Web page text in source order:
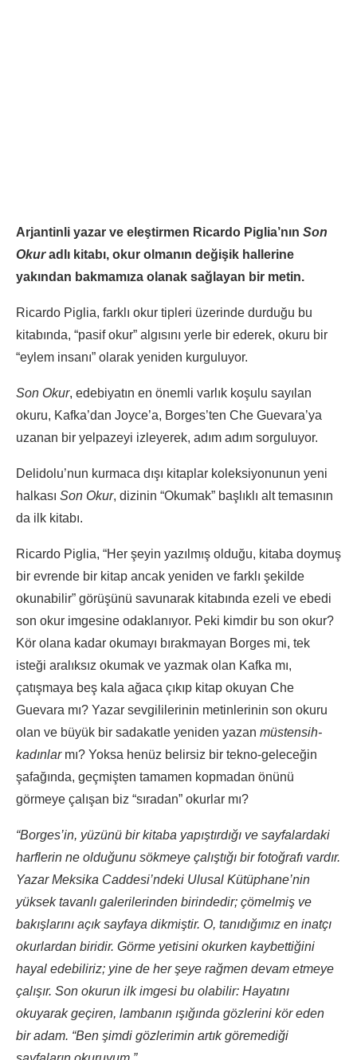
Arjantinli yazar ve eleştirmen Ricardo Piglia’nın Son
Okuradlı kitabı, okur olmanın değişik hallerine
yakından bakmamıza olanak sağlayan bir metin.
Ricardo Piglia, farklı okur tipleri üzerinde durduğu bu
kitabında, “pasif okur” algısını yerle bir ederek, okuru bir
“eylem insanı” olarak yeniden kurguluyor.
Son Okur, edebiyatın en önemli varlık koşulu sayılan
okuru, Kafka’dan Joyce’a, Borges’ten Che Guevara’ya
uzanan bir yelpazeyi izleyerek, adım adım sorguluyor.
Delidolu’nun kurmaca dışı kitaplar koleksiyonunun yeni
halkası Son Okur, dizinin “Okumak” başlıklı alt temasının
da ilk kitabı.
Ricardo Piglia, “Her şeyin yazılmış olduğu, kitaba doymuş
bir evrende bir kitap ancak yeniden ve farklı şekilde
okunabilir” görüşünü savunarak kitabında ezeli ve ebedi
son okur imgesine odaklanıyor. Peki kimdir bu son okur?
Kör olana kadar okumayı bırakmayan Borges mi, tek
isteği aralıksız okumak ve yazmak olan Kafka mı,
çatışmaya beş kala ağaca çıkıp kitap okuyan Che
Guevara mı? Yazar sevgililerinin metinlerinin son okuru
olan ve büyük bir sadakatle yeniden yazan müstensih-
kadınlar mı? Yoksa henüz belirsiz bir tekno-geleceğin
şafağında, geçmişten tamamen kopmadan önünü
görmeye çalışan biz “sıradan” okurlar mı?
“Borges’in, yüzünü bir kitaba yapıştırdığı ve sayfalardaki
harflerin ne olduğunu sökmeye çalıştığı bir fotoğrafı vardır.
Yazar Meksika Caddesi’ndeki Ulusal Kütüphane’nin
yüksek tavanlı galerilerinden birindedir; çömelmiş ve
bakışlarını açık sayfaya dikmiştir. O, tanıdığımız en inatçı
okurlardan biridir. Görme yetisini okurken kaybettiğini
hayal edebiliriz; yine de her şeye rağmen devam etmeye
çalışır. Son okurun ilk imgesi bu olabilir: Hayatını
okuyarak geçiren, lambanın ışığında gözlerini kör eden
bir adam. “Ben şimdi gözlerimin artık göremediği